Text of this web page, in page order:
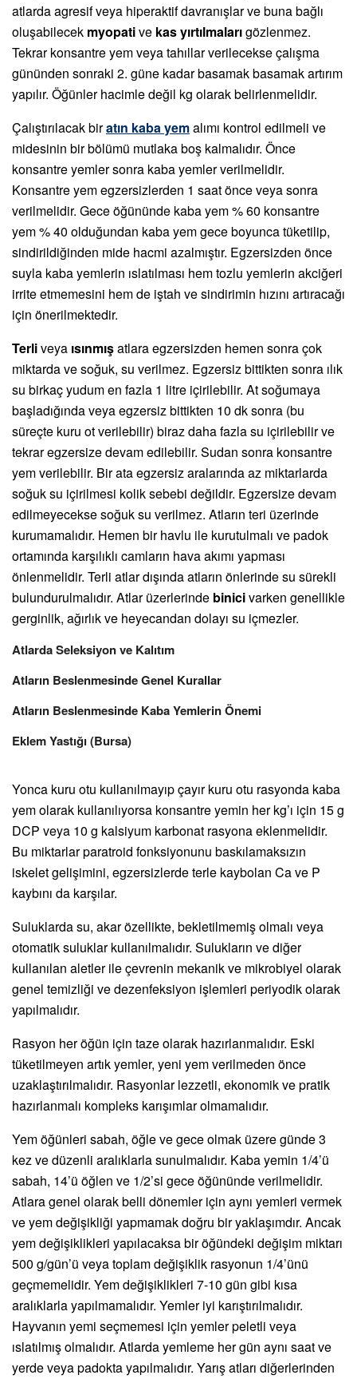
atlarda agresif veya hiperaktif davranışlar ve buna bağlı
oluşabilecek myopative kas yırtılmalarıgözlenmez.
Tekrar konsantre yem veya tahıllar verilecekse çalışma
gününden sonraki 2. güne kadar basamak basamak artırım
yapılır. Öğünler hacimle değil kg olarak belirlenmelidir.
Çalıştırılacak biratın kaba yemalımı kontrol edilmeli ve
midesinin bir bölümü mutlaka boş kalmalıdır. Önce
konsantre yemler sonra kaba yemler verilmelidir.
Konsantre yem egzersizlerden 1 saat önce veya sonra
verilmelidir. Gece öğününde kaba yem % 60 konsantre
yem % 40 olduğundan kaba yem gece boyunca tüketilip,
sindirildiğinden mide hacmi azalmıştır. Egzersizden önce
suyla kaba yemlerin ıslatılması hem tozlu yemlerin akciğeri
irrite etmemesini hem de iştah ve sindirimin hızını artıracağı
için önerilmektedir.
Terliveya ısınmışatlara egzersizden hemen sonra çok
miktarda ve soğuk, su verilmez. Egzersiz bittikten sonra ılık
su birkaç yudum en fazla 1 litre içirilebilir. At soğumaya
başladığında veya egzersiz bittikten 10 dk sonra (bu
süreçte kuru ot verilebilir) biraz daha fazla su içirilebilir ve
tekrar egzersize devam edilebilir. Sudan sonra konsantre
yem verilebilir. Bir ata egzersiz aralarında az miktarlarda
soğuk su içirilmesi kolik sebebi değildir. Egzersize devam
edilmeyecekse soğuk su verilmez. Atların teri üzerinde
kurumamalıdır. Hemen bir havlu ile kurutulmalı ve padok
ortamında karşılıklı camların hava akımı yapması
önlenmelidir. Terli atlar dışında atların önlerinde su sürekli
bulundurulmalıdır. Atlar üzerlerinde binicivarken genellikle
gerginlik, ağırlık ve heyecandan dolayı su içmezler.
Atlarda Seleksiyon ve Kalıtım
Atların Beslenmesinde Genel Kurallar
Atların Beslenmesinde Kaba Yemlerin Önemi
Eklem Yastığı (Bursa)
Yonca kuru otu kullanılmayıp çayır kuru otu rasyonda kaba
yem olarak kullanılıyorsa konsantre yemin her kg’ı için 15 g
DCP veya 10 g kalsiyum karbonat rasyona eklenmelidir.
Bu miktarlar paratroid fonksiyonunu baskılamaksızın
iskelet gelişimini, egzersizlerde terle kaybolan Ca ve P
kaybını da karşılar.
Suluklarda su, akar özellikte, bekletilmemiş olmalı veya
otomatik suluklar kullanılmalıdır. Sulukların ve diğer
kullanılan aletler ile çevrenin mekanik ve mikrobiyel olarak
genel temizliği ve dezenfeksiyon işlemleri periyodik olarak
yapılmalıdır.
Rasyon her öğün için taze olarak hazırlanmalıdır. Eski
tüketilmeyen artık yemler, yeni yem verilmeden önce
uzaklaştırılmalıdır. Rasyonlar lezzetli, ekonomik ve pratik
hazırlanmalı kompleks karışımlar olmamalıdır.
Yem öğünleri sabah, öğle ve gece olmak üzere günde 3
kez ve düzenli aralıklarla sunulmalıdır. Kaba yemin 1/4’ü
sabah, 14’ü öğlen ve 1/2’si gece öğününde verilmelidir.
Atlara genel olarak belli dönemler için aynı yemleri vermek
ve yem değişikliği yapmamak doğru bir yaklaşımdır. Ancak
yem değişiklikleri yapılacaksa bir öğündeki değişim miktarı
500 g/gün’ü veya toplam değişiklik rasyonun 1/4’ünü
geçmemelidir. Yem değişiklikleri 7-10 gün gibi kısa
aralıklarla yapılmamalıdır. Yemler iyi karıştırılmalıdır.
Hayvanın yemi seçmemesi için yemler peletli veya
ıslatılmış olmalıdır. Atlarda yemleme her gün aynı saat ve
yerde veya padokta yapılmalıdır. Yarış atları diğerlerinden